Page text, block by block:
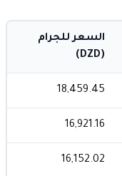
السعر للجرام
(DZD)
18,459.45
16,921.16
16,152.02